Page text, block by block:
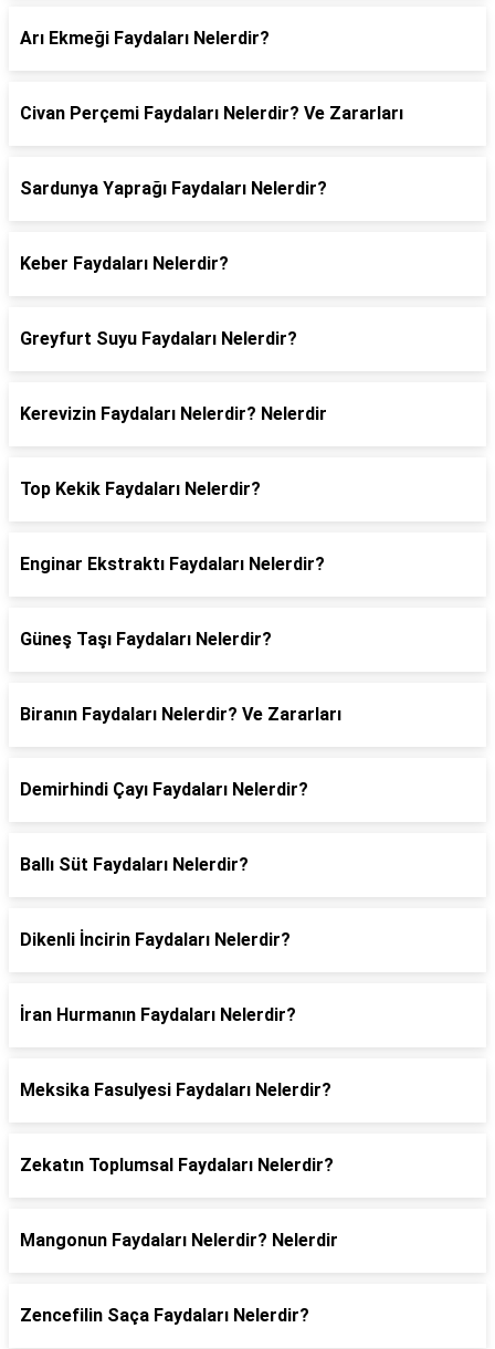
Arı Ekmeği Faydaları Nelerdir?
Civan Perçemi Faydaları Nelerdir? Ve Zararları
Sardunya Yaprağı Faydaları Nelerdir?
Keber Faydaları Nelerdir?
Greyfurt Suyu Faydaları Nelerdir?
Kerevizin Faydaları Nelerdir? Nelerdir
Top Kekik Faydaları Nelerdir?
Enginar Ekstraktı Faydaları Nelerdir?
Güneş Taşı Faydaları Nelerdir?
Biranın Faydaları Nelerdir? Ve Zararları
Demirhindi Çayı Faydaları Nelerdir?
Ballı Süt Faydaları Nelerdir?
Dikenli İncirin Faydaları Nelerdir?
İran Hurmanın Faydaları Nelerdir?
Meksika Fasulyesi Faydaları Nelerdir?
Zekatın Toplumsal Faydaları Nelerdir?
Mangonun Faydaları Nelerdir? Nelerdir
Zencefilin Saça Faydaları Nelerdir?